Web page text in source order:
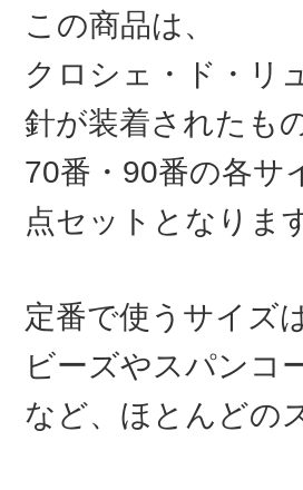
この商品は、
クロシェ・ド・リ
針が装着されたも
70番・90番の各サ
点セットとなりま
定番で使うサイズ
ビーズやスパンコ
など、ほとんどの